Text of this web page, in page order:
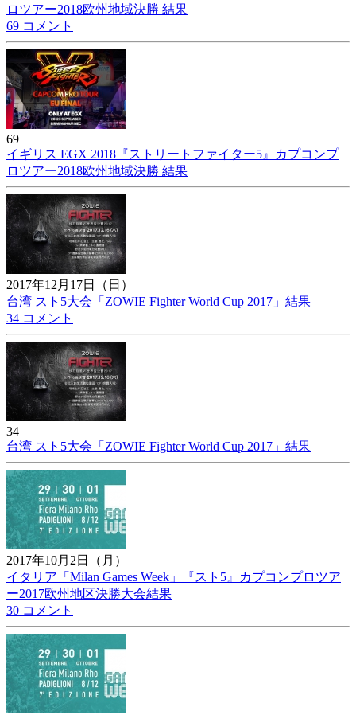
ロツアー2018欧州地域決勝 結果
69 コメント
69
イギリス EGX 2018『ストリートファイター5』カプコンプ
ロツアー2018欧州地域決勝 結果
2017年12月17日（日）
台湾 スト5大会「ZOWIE Fighter World Cup 2017」結果
34 コメント
34
台湾 スト5大会「ZOWIE Fighter World Cup 2017」結果
2017年10月2日（月）
イタリア「Milan Games Week」『スト5』カプコンプロツア
ー2017欧州地区決勝大会結果
30 コメント